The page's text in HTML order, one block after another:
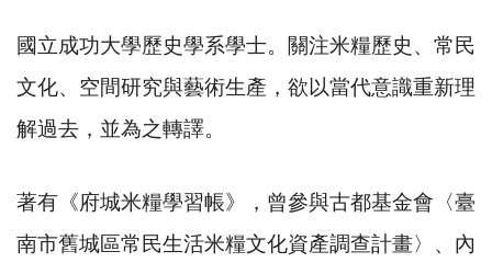
國立成功大學歷史學系學士。關注米糧歷史、常民
文化、空間研究與藝術生產，欲以當代意識重新理
解過去，並為之轉譯。
著有《府城米糧學習帳》，曾參與古都基金會〈臺
南市舊城區常民生活米糧文化資產調查計畫〉、內